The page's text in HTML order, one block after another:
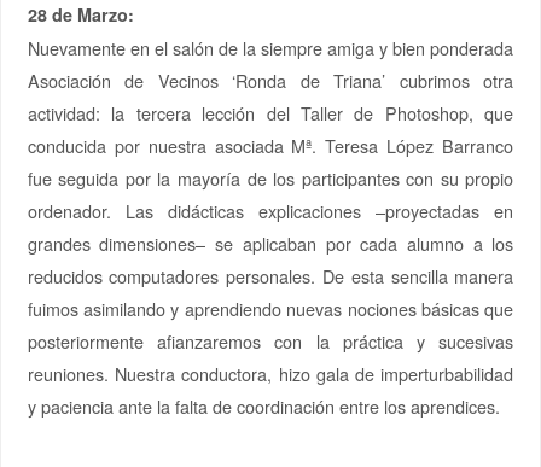
28 de Marzo:
Nuevamente en el salón de la siempre amiga y bien ponderada
Asociación de Vecinos ‘Ronda de Triana’ cubrimos otra
actividad: la tercera lección del Taller de Photoshop, que
conducida por nuestra asociada Mª. Teresa López Barranco
fue seguida por la mayoría de los participantes con su propio
ordenador. Las didácticas explicaciones –proyectadas en
grandes dimensiones– se aplicaban por cada alumno a los
reducidos computadores personales. De esta sencilla manera
fuimos asimilando y aprendiendo nuevas nociones básicas que
posteriormente afianzaremos con la práctica y sucesivas
reuniones. Nuestra conductora, hizo gala de imperturbabilidad
y paciencia ante la falta de coordinación entre los aprendices.